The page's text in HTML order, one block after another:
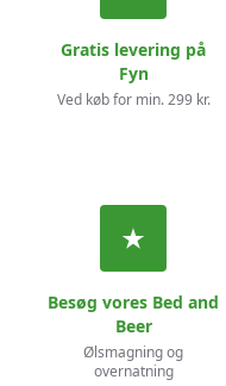
Gratis levering på
Fyn
Ved køb for min. 299 kr.
Besøg vores Bed and
Beer
Ølsmagning og
overnatning